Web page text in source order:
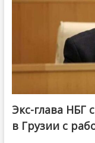
Экс-глава НБГ
в Грузии с